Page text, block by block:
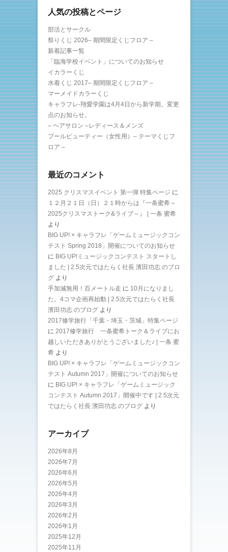
人気の投稿とページ
部活とサークル
祭りくじ 2026– 期間限定くじフロア –
新着記事一覧
「臨海学校イベント」についてのお知らせ
イカラーくじ
水着くじ 2017– 期間限定くじフロア –
マーメイドカラーくじ
キャラフレ-翔愛学園は4月4日から新学期。変更
点のお知らせ。
– ヘアサロン –レディース＆メンズ
プールビューティー（女性用）– テーマくじフ
ロア –
最近のコメント
2025 クリスマスイベント 第一弾 特集ページ に
１２月２１日（日）２１時からは『一条蜜希～
2025クリスマストーク&ライブ～』 | 一条 蜜希
より
BIG UP! × キャラフレ「ゲームミュージックコン
テスト Spring 2018」開催についてのお知らせ
に BIG UP!ミュージックコンテスト スタートし
ました | 2.5次元ではたらく社長 濱田功志 のブロ
グ より
手加減無用！百メートル走 に 10月になりまし
た。4コマ企画再始動 | 2.5次元ではたらく社長
濱田功志 のブログ より
2017修学旅行「千葉・埼玉・茨城」特集ページ
に 2017修学旅行 一条蜜希トーク＆ライブにお
越しいただきありがとうございました♪ | 一条 蜜
希 より
BIG UP! × キャラフレ「ゲームミュージックコン
テスト Autumn 2017」開催についてのお知らせ
に BIG UP! × キャラフレ「ゲームミュージック
コンテスト Autumn 2017」開催中です | 2.5次元
ではたらく社長 濱田功志 のブログ より
アーカイブ
2026年8月
2026年7月
2026年6月
2026年5月
2026年4月
2026年3月
2026年2月
2026年1月
2025年12月
2025年11月